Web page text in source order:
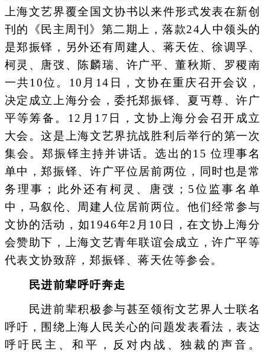
上海文艺界覆全国文协书以来件形式发表在新创
刊的《民主周刊》第二期上，落款24人中领头的
是郑振铎，另外还有周建人、蒋天佐、徐调孚、
柯灵、唐弢、陈麟瑞、许广平、董秋斯、罗稷南
一共10位。10月14日，文协在重庆召开会议，
决定成立上海分会，委托郑振铎、夏丏尊、许广
平等筹备。12月17日，文协上海分会召开成立
大会。这是上海文艺界抗战胜利后举行的第一次
集会。郑振铎主持并讲话。选出的15 位理事名
单中，郑振铎、许广平位居前两位，同时也是常
务理事；此外还有柯灵、唐弢；5位监事名单
中，马叙伦、周建人位居前两位。他们经常参与
文协的活动，如1946年2月10日，在文协上海分
会赞助下，上海文艺青年联谊会成立，许广平等
代表文协致辞，郑振铎、蒋天佐等参会。
民进前辈呼吁奔走
民进前辈积极参与甚至领衔文艺界人士联名
呼吁，围绕上海人民关心的问题发表看法，表达
呼吁民主、和平，反对内战、独裁的声音。